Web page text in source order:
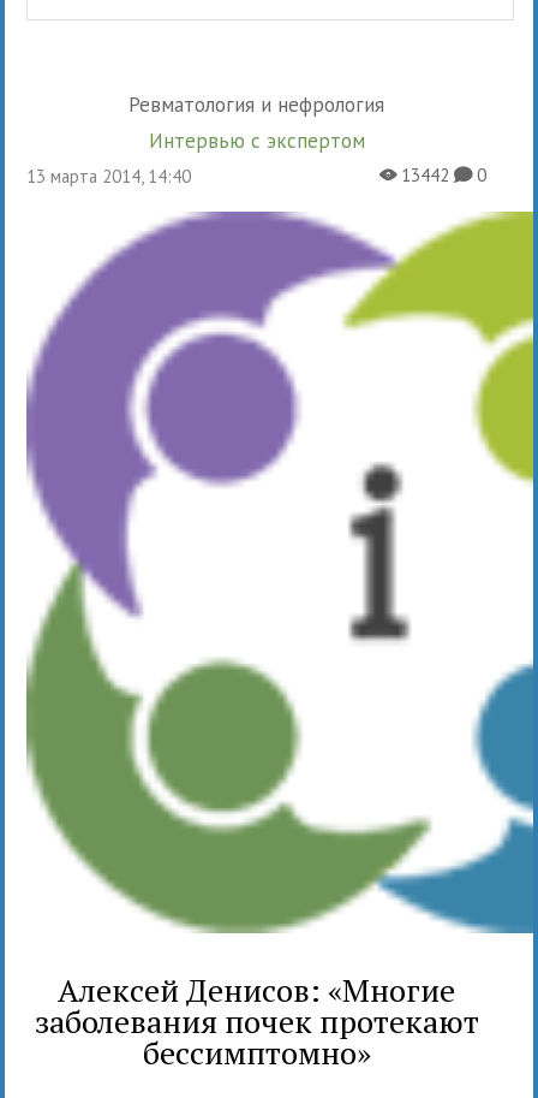
Ревматология и нефрология
Интервью с экспертом
13 марта 2014, 14:40 X13442K0
Алексей Денисов: «Многие
заболевания почек протекают
бессимптомно»